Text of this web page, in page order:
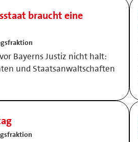
braucht eine
Bayerns Justiz nicht halt:
und Staatsanwaltschaften